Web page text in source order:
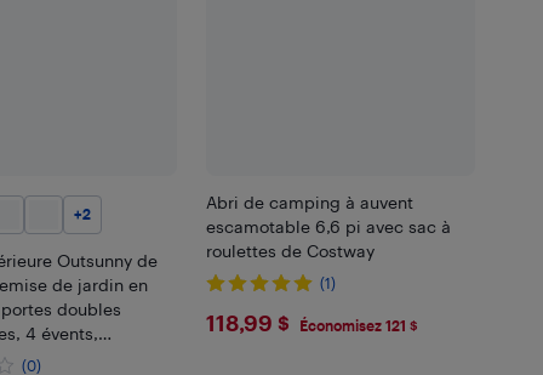
+2
Outsunny de
de jardin en
doubles
4 évents,
outils pour jardin
(0)
Abri de camping à auvent
escamotable 6,6 pi avec sac à
roulettes de Costway
(1)
$118.99
118,99 $ Économisez 121 $